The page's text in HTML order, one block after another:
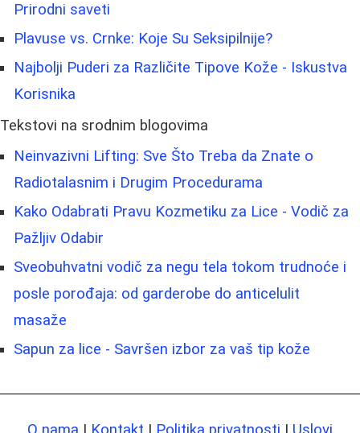
Prirodni saveti
Plavuse vs. Crnke: Koje Su Seksipilnije?
Najbolji Puderi za Različite Tipove Kože - Iskustva
Korisnika
Tekstovi na srodnim blogovima
Neinvazivni Lifting: Sve Što Treba da Znate o
Radiotalasnim i Drugim Procedurama
Kako Odabrati Pravu Kozmetiku za Lice - Vodič za
Pažljiv Odabir
Sveobuhvatni vodič za negu tela tokom trudnoće i
posle porođaja: od garderobe do anticelulit
masaže
Sapun za lice - Savršen izbor za vaš tip kože